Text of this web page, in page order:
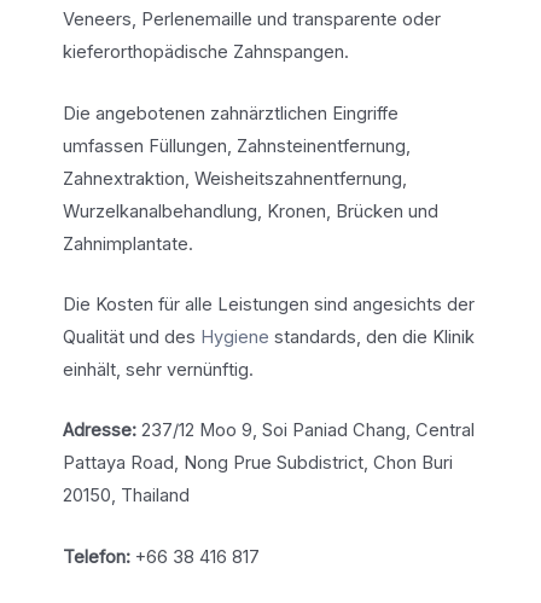
Veneers, Perlenemaille und transparente oder
kieferorthopädische Zahnspangen.
Die angebotenen zahnärztlichen Eingriffe
umfassen Füllungen, Zahnsteinentfernung,
Zahnextraktion, Weisheitszahnentfernung,
Wurzelkanalbehandlung, Kronen, Brücken und
Zahnimplantate.
Die Kosten für alle Leistungen sind angesichts der
Qualität und des Hygiene standards, den die Klinik
einhält, sehr vernünftig.
Adresse:237/12 Moo 9, Soi Paniad Chang, Central
Pattaya Road, Nong Prue Subdistrict, Chon Buri
20150, Thailand
Telefon:+66 38 416 817